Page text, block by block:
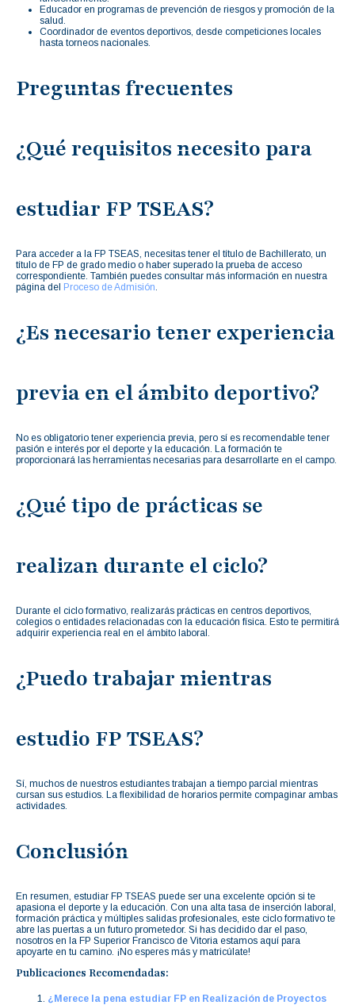
Educador en programas de prevención de riesgos y promoción de la
salud.
Coordinador de eventos deportivos, desde competiciones locales
hasta torneos nacionales.
Preguntas frecuentes
¿Qué requisitos necesito para
estudiar FP TSEAS?
Para acceder a la FP TSEAS, necesitas tener el título de Bachillerato, un
título de FP de grado medio o haber superado la prueba de acceso
correspondiente. También puedes consultar más información en nuestra
página del Proceso de Admisión.
¿Es necesario tener experiencia
previa en el ámbito deportivo?
No es obligatorio tener experiencia previa, pero sí es recomendable tener
pasión e interés por el deporte y la educación. La formación te
proporcionará las herramientas necesarias para desarrollarte en el campo.
¿Qué tipo de prácticas se
realizan durante el ciclo?
Durante el ciclo formativo, realizarás prácticas en centros deportivos,
colegios o entidades relacionadas con la educación física. Esto te permitirá
adquirir experiencia real en el ámbito laboral.
¿Puedo trabajar mientras
estudio FP TSEAS?
Sí, muchos de nuestros estudiantes trabajan a tiempo parcial mientras
cursan sus estudios. La flexibilidad de horarios permite compaginar ambas
actividades.
Conclusión
En resumen, estudiar FP TSEAS puede ser una excelente opción si te
apasiona el deporte y la educación. Con una alta tasa de inserción laboral,
formación práctica y múltiples salidas profesionales, este ciclo formativo te
abre las puertas a un futuro prometedor. Si has decidido dar el paso,
nosotros en la FP Superior Francisco de Vitoria estamos aquí para
apoyarte en tu camino. ¡No esperes más y matricúlate!
Publicaciones Recomendadas:
¿Merece la pena estudiar FP en Realización de Proyectos